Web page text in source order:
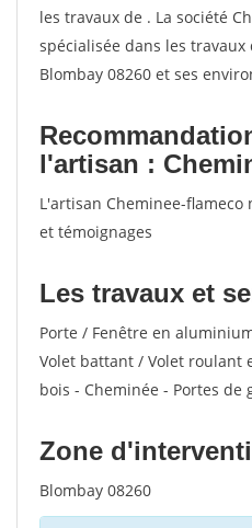
les travaux de . La société
spécialisée dans les
Blombay 08260 et ses
l'artisan :
L'artisan Cheminee-flameco
et témoignages
Les travaux et
Porte / Fenêtre en
Volet battant / Volet roulant
bois - Cheminée - Portes de
Zone
Blombay 08260